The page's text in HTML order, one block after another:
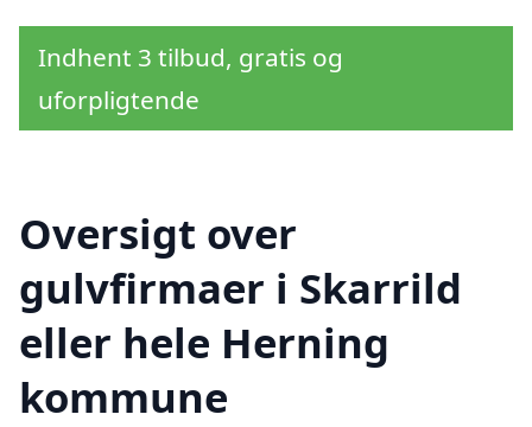
Indhent 3 tilbud, gratis og
uforpligtende
Oversigt over
gulvfirmaer i Skarrild
eller hele Herning
kommune